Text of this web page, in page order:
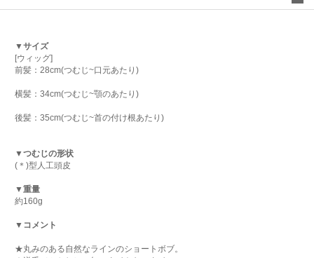
▼サイズ
[ウィッグ]
前髪：28cm(つむじ~口元あたり)
横髪：34cm(つむじ~顎のあたり)
後髪：35cm(つむじ~首の付け根あたり)
▼つむじの形状
(＊)型人工頭皮
▼重量
約160g
▼コメント
★丸みのある自然なラインのショートボブ。